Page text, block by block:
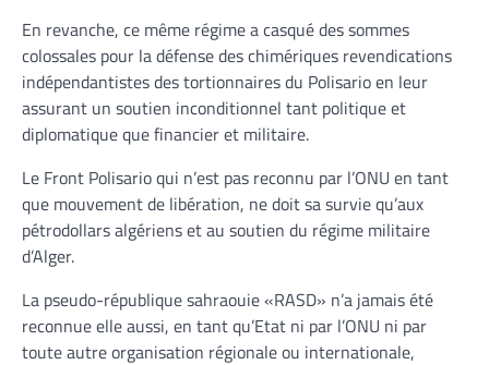
En revanche, ce même régime a casqué des sommes
colossales pour la défense des chimériques revendications
indépendantistes des tortionnaires du Polisario en leur
assurant un soutien inconditionnel tant politique et
diplomatique que financier et militaire.
Le Front Polisario qui n’est pas reconnu par l’ONU en tant
que mouvement de libération, ne doit sa survie qu’aux
pétrodollars algériens et au soutien du régime militaire
d’Alger.
La pseudo-république sahraouie «RASD» n’a jamais été
reconnue elle aussi, en tant qu’Etat ni par l’ONU ni par
toute autre organisation régionale ou internationale,